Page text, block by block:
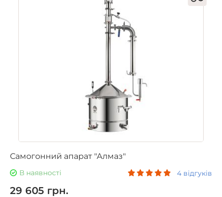
Самогонний апарат "Алмаз"
В наявності 4 відгуків
29 605 грн.